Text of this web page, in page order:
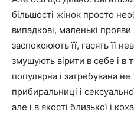
більшості жінок просто
випадкові, маленькі
заспокоюють її, гасять її
змушують вірити в себе і в
популярна і затребувана не
прибиральниці і
але і в якості близької і